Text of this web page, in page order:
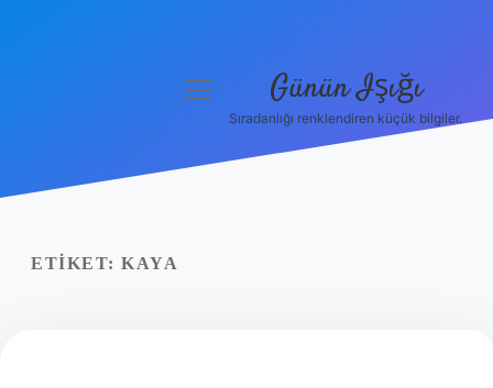
Yasal Uyarı
menüyü
Günün Işığı
Sıradanlığı renklendiren küçük bilgiler.
ETIKET: KAYA